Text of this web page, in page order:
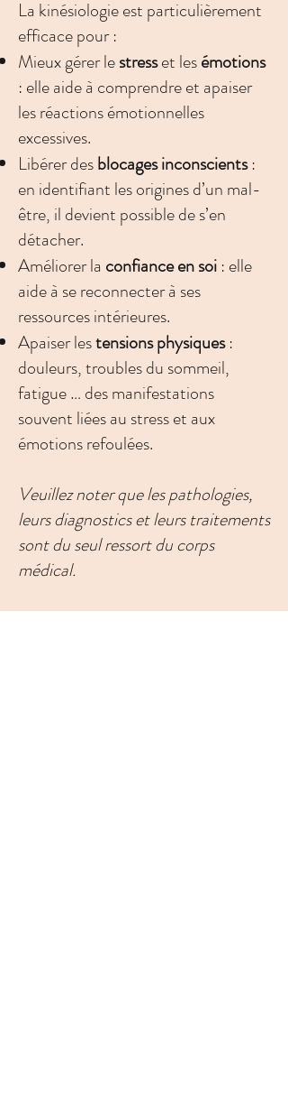
La kinésiologie est particulièrement
efficace pour :
Mieux gérer lestresset lesémotions
: elle aide à comprendre et apaiser
les réactions émotionnelles
excessives.
Libérer desblocages inconscients:
en identifiant les origines d’un mal-
être, il devient possible de s’en
détacher.
Améliorer la confiance en soi : elle
aide à se reconnecter à ses
ressources intérieures.
Apaiser lestensions physiques:
douleurs, troubles du sommeil,
fatigue … des manifestations
souvent liées au stress et aux
émotions refoulées.
Veuillez noter que les pathologies,
leurs diagnostics et leurs traitements
sont du seul ressort du corps
médical.